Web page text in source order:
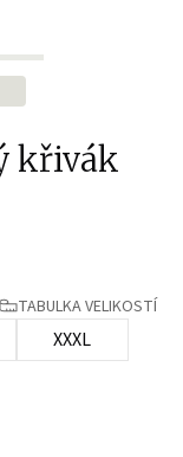
křivák
TABULKA VELIKOSTÍ
XXXL